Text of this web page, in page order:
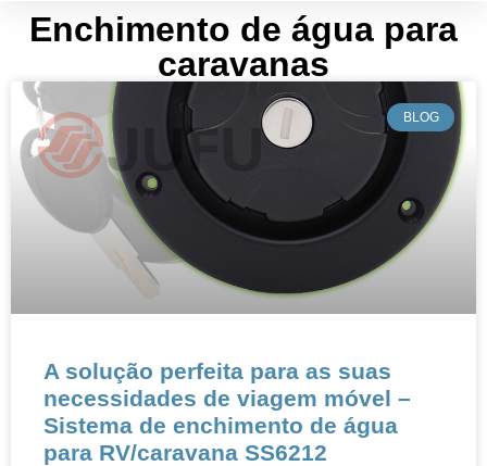
Enchimento de água para
caravanas
BLOG
A solução perfeita para as suas
necessidades de viagem móvel –
Sistema de enchimento de água
para RV/caravana SS6212